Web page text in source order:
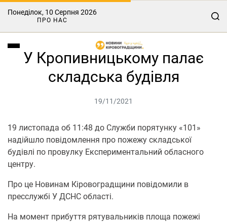
Понеділок, 10 Серпня 2026
ПРО НАС
У Кропивницькому палає
складська будівля
19/11/2021
19 листопада об 11:48 до Служби порятунку «101»
надійшло повідомлення про пожежу складської
будівлі по провулку Експериментальний обласного
центру.
Про це Нoвинам Кірoвoградщини повідомили в
пресслужбі У ДСНС області.
На момент прибуття рятувальників площа пожежі